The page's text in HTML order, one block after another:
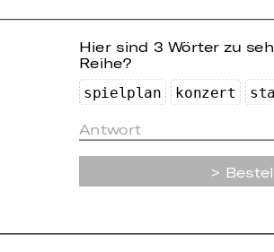
Hier sind 3 Wörter zu
Reihe?
s an
lpl
ie
p nze
o
k rt s